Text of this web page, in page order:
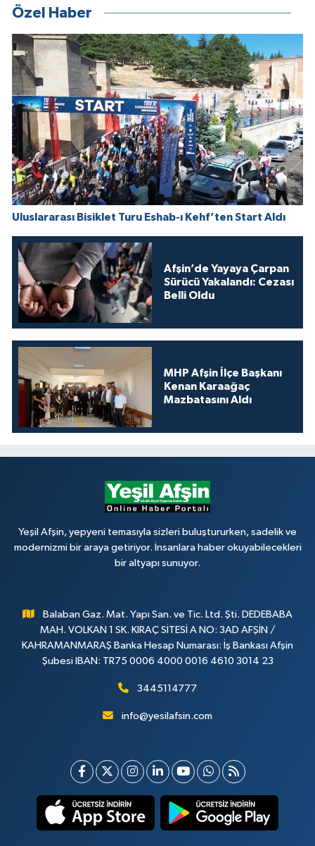
Özel Haber
Uluslararası Bisiklet Turu Eshab-ı Kehf’ten Start Aldı
Afşin’de Yayaya Çarpan
Sürücü Yakalandı: Cezası
Belli Oldu
MHP Afşin İlçe Başkanı
Kenan Karaağaç
Mazbatasını Aldı
Yeşil Afşin, yepyeni temasıyla sizleri buluştururken, sadelik ve
modernizmi bir araya getiriyor. İnsanlara haber okuyabilecekleri
bir altyapı sunuyor.
Balaban Gaz. Mat. Yapı San. ve Tic. Ltd. Şti. DEDEBABA
MAH. VOLKAN 1 SK. KIRAÇ SİTESİ A NO: 3AD AFŞİN /
KAHRAMANMARAŞ Banka Hesap Numarası: İş Bankası Afşin
Şubesi IBAN: TR75 0006 4000 0016 4610 3014 23
3445114777
info@yesilafsin.com